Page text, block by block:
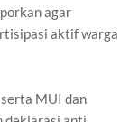
agar
aktif warga
MUI dan